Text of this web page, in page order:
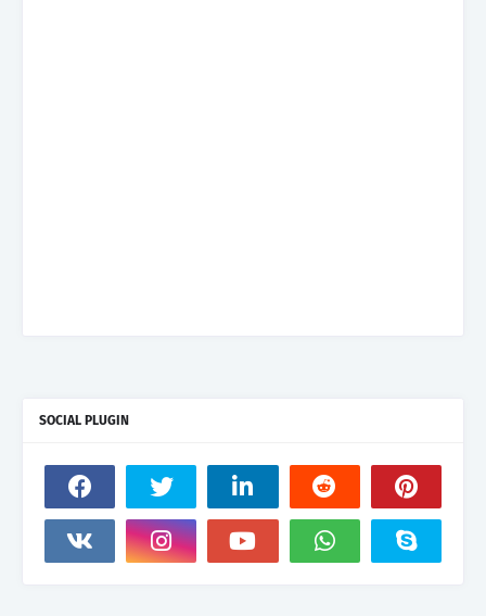
SOCIAL PLUGIN